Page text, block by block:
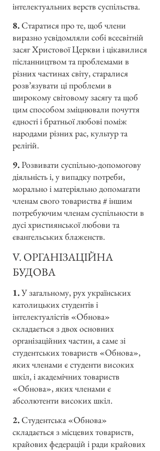
інтелектуальних верств суспільства.
8.Старатися про те, щоб члени
виразно усвідомляли собі всесвітній
засяг Христової Церкви і цікавилися
післанництвом та проблемами в
різних частинах світу, старалися
розв’язувати ці проблеми в
широкому світовому засягу та щоб
цим способом зміцнювали почуття
єдності і братньої любові поміж
народами різних рас, культур та
релігій.
9.Розвивати суспільно-допомогову
діяльність і, у випадку потреби,
морально і матеріяльно допомагати
членам свого товариства # іншим
потребуючим членам суспільности в
дусі християнської любови та
євангельських блаженств.
V. ОРГАНІЗАЦІЙНА
БУДОВА
1.У загальному, рух українських
католицьких студентів і
інтелектуалістів «Обнова»
складається з двох основних
організаційних частин, а саме зі
студентських товариств «Обнова»,
яких членами є студенти високих
шкіл, і академічних товариств
«Обнова», яких членами є
абсолютенти високих шкіл.
2.Студентська «Обнова»
складається з місцевих товариств,
крайових федерацій і ради крайових